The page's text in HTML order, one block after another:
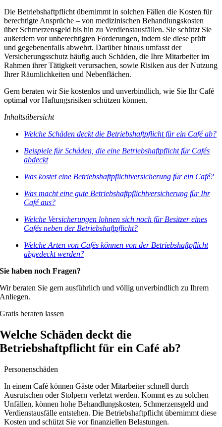
Die Betriebshaftpflicht übernimmt in solchen Fällen die Kosten für
berechtigte Ansprüche – von medizinischen Behandlungskosten
über Schmerzensgeld bis hin zu Verdienstausfällen. Sie schützt Sie
außerdem vor unberechtigten Forderungen, indem sie diese prüft
und gegebenenfalls abwehrt. Darüber hinaus umfasst der
Versicherungsschutz häufig auch Schäden, die Ihre Mitarbeiter im
Rahmen ihrer Tätigkeit verursachen, sowie Risiken aus der Nutzung
Ihrer Räumlichkeiten und Nebenflächen.
Gern beraten wir Sie kostenlos und unverbindlich, wie Sie Ihr Café
optimal vor Haftungsrisiken schützen können.
Inhaltsübersicht
Welche Schäden deckt die Betriebshaftpflicht für ein Café ab?
Beispiele für Schäden, die eine Betriebshaftpflicht für Cafés
abdeckt
Was kostet eine Betriebshaftpflichtversicherung für ein Café?
Was macht eine gute Betriebshaftpflichtversicherung für Ihr
Café aus?
Welche Versicherungen lohnen sich noch für Besitzer eines
Cafés neben der Betriebshaftpflicht?
Welche Arten von Cafés können von der Betriebshaftpflicht
abgedeckt werden?
Sie haben noch Fragen?
Wir beraten Sie gern ausführlich und völlig unverbindlich zu Ihrem
Anliegen.
Gratis beraten lassen
Welche Schäden deckt die
Betriebshaftpflicht für ein Café ab?
Personenschäden
In einem Café können Gäste oder Mitarbeiter schnell durch
Ausrutschen oder Stolpern verletzt werden. Kommt es zu solchen
Unfällen, können hohe Behandlungskosten, Schmerzensgeld und
Verdienstausfälle entstehen. Die Betriebshaftpflicht übernimmt diese
Kosten und schützt Sie vor finanziellen Belastungen.